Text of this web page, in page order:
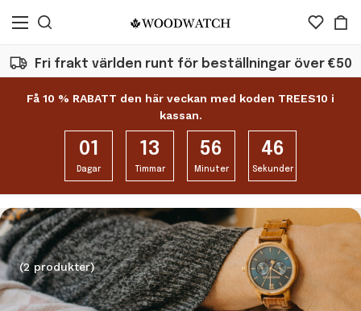
Fri frakt världen runt för beställningar över €50
Få 10 % RABATT den här veckan med koden TREES10 i
kassan.
01
Dagar
13
Timmar
56
Minuter
46
Sekunder
(2 produkter)